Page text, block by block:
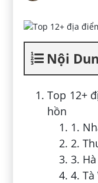
Nội
Top 12+
hồn
1.
2.
3.
4. Tà